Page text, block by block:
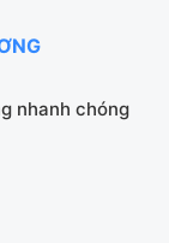
nhanh chóng